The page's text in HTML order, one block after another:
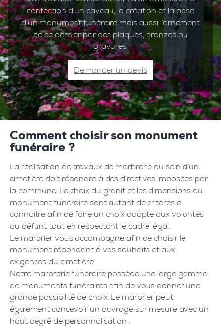
confection d’un caveau, la création et la pose
d’un monument funéraire mais aussi l’ornement
de ce dernier par des plaques, bronzes ou
gravures.
Demander un devis
Comment choisir son monument
funéraire ?
La réalisation de travaux de marbrerie au sein d’un
cimetière doit répondre à des directives imposées par
la commune. Le choix du granit et les dimensions du
monument funéraire sont autant de critères à
connaitre afin de faire un choix adapté aux volontés
du défunt tout en respectant le cadre légal.
Le marbrier vous accompagne afin de choisir le
monument répondant à vos souhaits et aux
exigences du cimetière.
Notre marbrerie funéraire possède une large gamme
de monuments funéraires afin de vous donner une
grande possibilité de choix. Le marbrier peut
également concevoir un ouvrage sur mesure avec un
haut degré de personnalisation :